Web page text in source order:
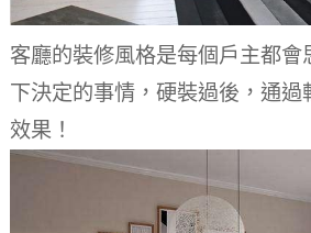
客廳的裝修風格是每個戶主都會
下決定的事情，硬裝過後，通過
效果！